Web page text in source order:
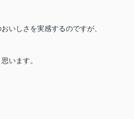
いしさを実感するのですが、
います。